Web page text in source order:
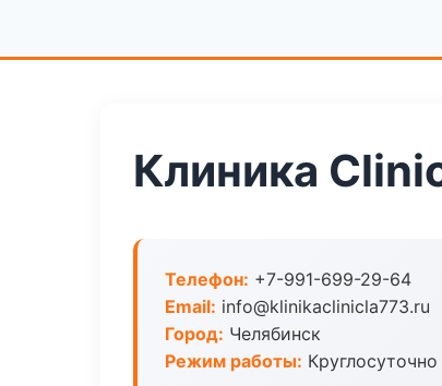
Клиника
Телефон: +7-991-699-29-64
Email: info@klinikaclinicla773.ru
Город: Челябинск
Режим работы: Круглосуточно